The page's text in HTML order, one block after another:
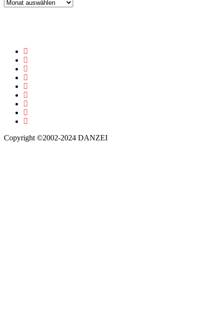
Copyright ©2002-2024 DANZEI